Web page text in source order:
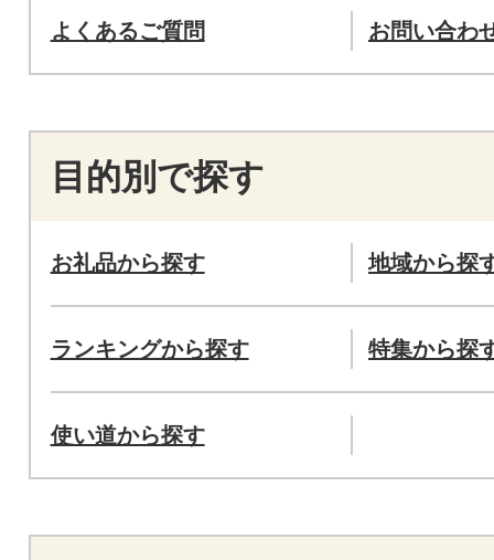
よくあるご質問 お問い合わ
目的別で探す
お礼品から探す 地域から探
ランキングから探す 特集から探
使い道から探す